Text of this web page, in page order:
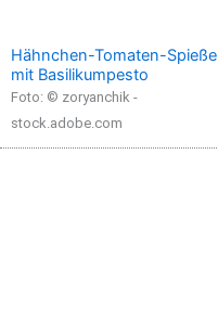
Hähnchen-Tomaten-Spieße
mit Basilikumpesto
Foto: © zoryanchik -
stock.adobe.com